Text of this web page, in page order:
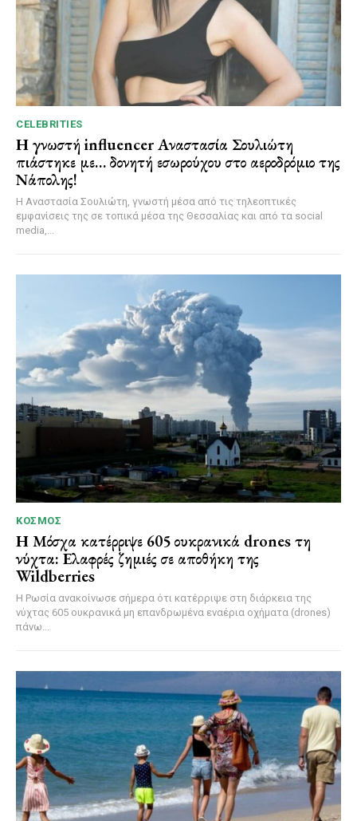
CELEBRITIES
Η γνωστή influencer Αναστασία Σουλιώτη
πιάστηκε με… δονητή εσωρούχου στο αεροδρόμιο της
Νάπολης!
Η Αναστασία Σουλιώτη, γνωστή μέσα από τις τηλεοπτικές
εμφανίσεις της σε τοπικά μέσα της Θεσσαλίας και από τα social
media,...
ΚΌΣΜΟΣ
Η Μόσχα κατέρριψε 605 ουκρανικά drones τη
νύχτα: Ελαφρές ζημιές σε αποθήκη της
Wildberries
Η Ρωσία ανακοίνωσε σήμερα ότι κατέρριψε στη διάρκεια της
νύχτας 605 ουκρανικά μη επανδρωμένα εναέρια οχήματα (drones)
πάνω...